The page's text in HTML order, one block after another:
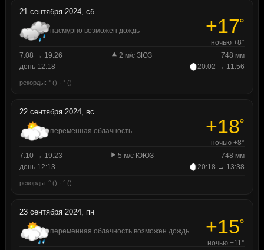
21 сентября 2024, сб
пасмурно возможен дождь +17°
ночью +8°
7:08 → 19:26
2 м/с ЗЮЗ
748 мм
день 12:18
20:02 → 11:56
рекорды: ° () · ° ()
22 сентября 2024, вс
переменная облачность +18°
ночью +8°
7:10 → 19:23
5 м/с ЮЮЗ
748 мм
день 12:13
20:18 → 13:38
рекорды: ° () · ° ()
23 сентября 2024, пн
переменная облачность возможен дождь +15°
ночью +11°